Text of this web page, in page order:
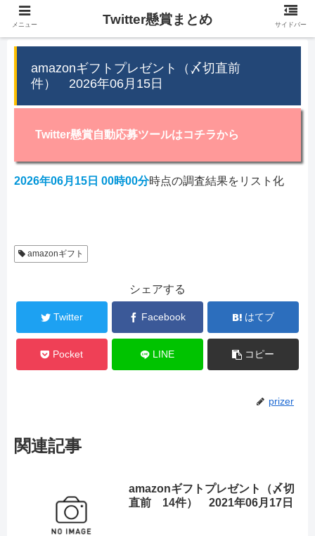
amazonギフトプレゼント（〆切直前
件） 2026年06月15日
Twitter懸賞自動応募ツールはコチラから
2026年06月15日 00時00分時点の調査結果をリスト化
amazonギフト
シェアする
Twitter Facebook はてブ
Pocket LINE コピー
prizer
関連記事
amazonギフトプレゼント（〆切
直前 14件） 2021年06月17日
メニュー Twitter懸賞まとめ サイドバー